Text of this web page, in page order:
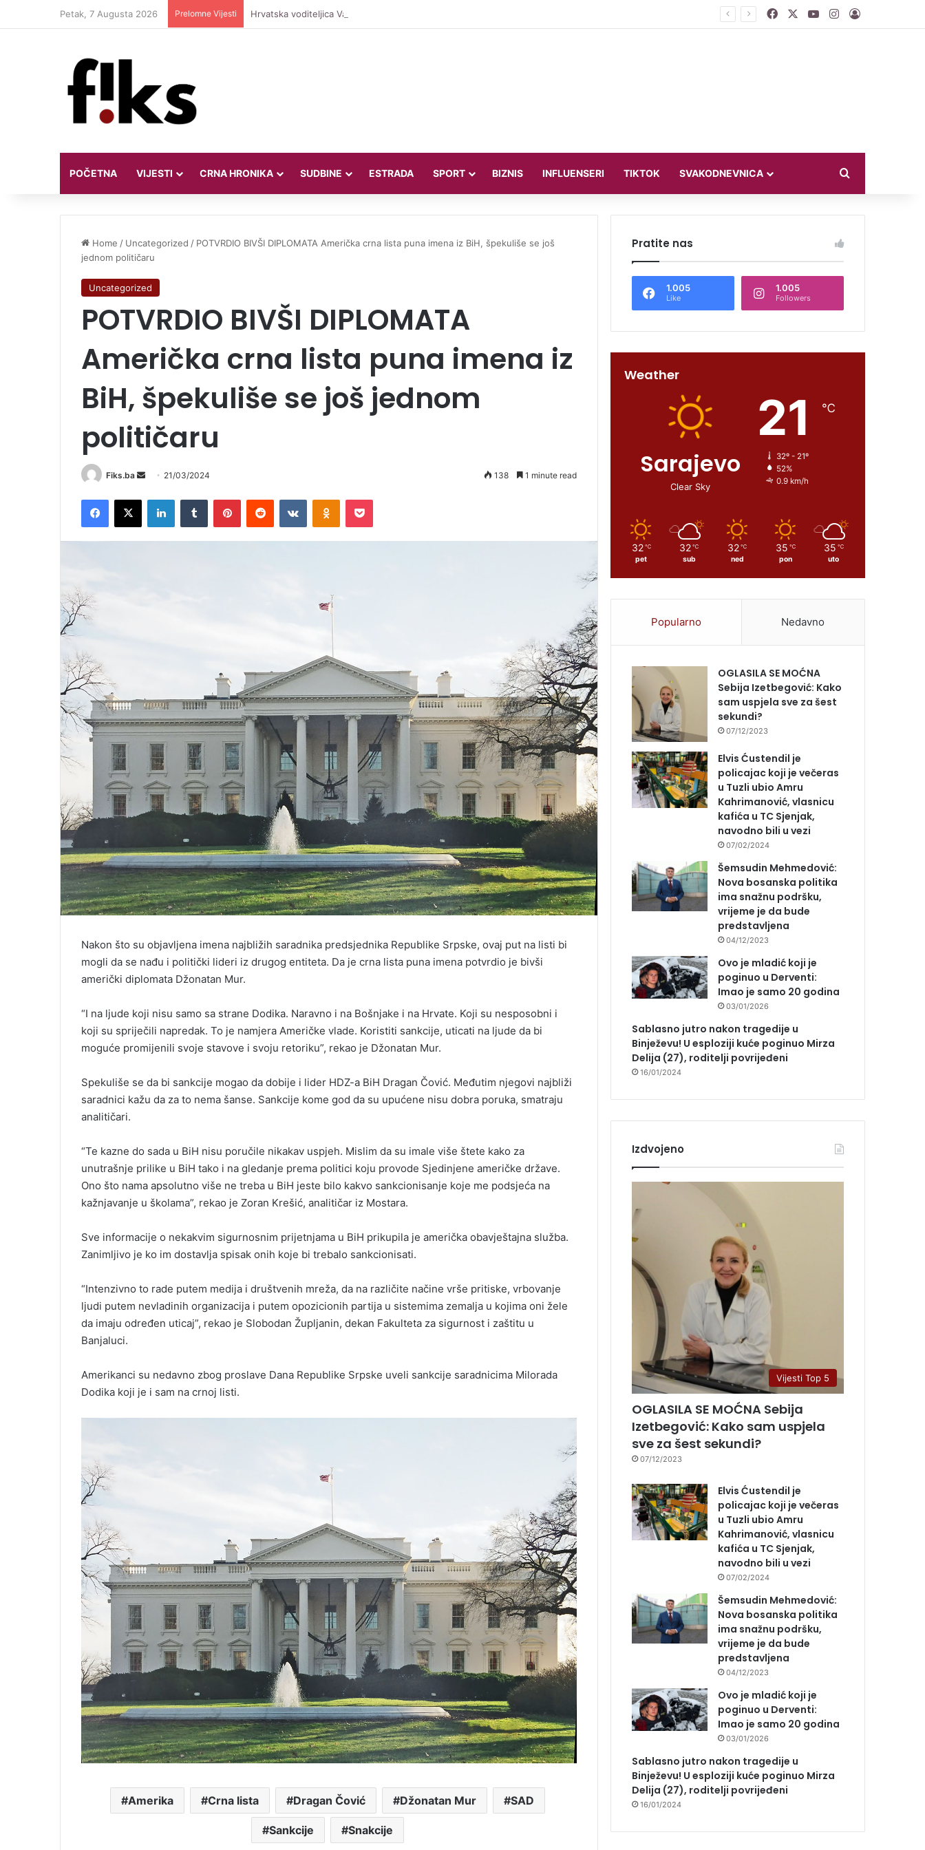
Petak, 7 Augusta 2026 Prelomne Vijesti Hrvatska voditeljica Valentina Miletić koju porede s Dilettom Leotom oduševila pozirajući u bikiniju FacebookYouTubeInstagram
Log In
POČETNA VIJESTI CRNA HRONIKA SUDBINE ESTRADA SPORT BIZNIS INFLUENSERI TIKTOK SVAKODNEVNICA
Home / Uncategorized / POTVRDIO BIVŠI DIPLOMATA Američka crna lista puna imena iz BiH, špekuliše se još
jednom političaru
Uncategorized
POTVRDIO BIVŠI DIPLOMATA
Američka crna lista puna imena iz
BiH, špekuliše se još jednom
političaru
Fiks.ba
Send
email
21/03/2024 138 1 minute read
Facebook
X LinkedInTumblr PinterestReddit VKontakteOdnoklassniki
Pocket
Nakon što su objavljena imena najbližih saradnika predsjednika Republike Srpske, ovaj put na listi bi
mogli da se nađu i politički lideri iz drugog entiteta. Da je crna lista puna imena potvrdio je bivši
američki diplomata Džonatan Mur.
“I na ljude koji nisu samo sa strane Dodika. Naravno i na Bošnjake i na Hrvate. Koji su nesposobni i
koji su spriječili napredak. To je namjera Američke vlade. Koristiti sankcije, uticati na ljude da bi
moguće promijenili svoje stavove i svoju retoriku”, rekao je Džonatan Mur.
Spekuliše se da bi sankcije mogao da dobije i lider HDZ-a BiH Dragan Čović. Međutim njegovi najbliži
saradnici kažu da za to nema šanse. Sankcije kome god da su upućene nisu dobra poruka, smatraju
analitičari.
“Te kazne do sada u BiH nisu poručile nikakav uspjeh. Mislim da su imale više štete kako za
unutrašnje prilike u BiH tako i na gledanje prema politici koju provode Sjedinjene američke države.
Ono što nama apsolutno više ne treba u BiH jeste bilo kakvo sankcionisanje koje me podsjeća na
kažnjavanje u školama”, rekao je Zoran Krešić, analitičar iz Mostara.
Sve informacije o nekakvim sigurnosnim prijetnjama u BiH prikupila je američka obavještajna služba.
Zanimljivo je ko im dostavlja spisak onih koje bi trebalo sankcionisati.
“Intenzivno to rade putem medija i društvenih mreža, da na različite načine vrše pritiske, vrbovanje
ljudi putem nevladinih organizacija i putem opozicionih partija u sistemima zemalja u kojima oni žele
da imaju određen uticaj”, rekao je Slobodan Župljanin, dekan Fakulteta za sigurnost i zaštitu u
Banjaluci.
Amerikanci su nedavno zbog proslave Dana Republike Srpske uveli sankcije saradnicima Milorada
Dodika koji je i sam na crnoj listi.
Amerika Crna lista Dragan Čović Džonatan Mur SAD
Sankcije Snakcije
Pratite nas
1.005
Like
1.005
Followers
Weather
Sarajevo
Clear Sky
21 ℃
32º - 21º
52%
0.9 km/h
32 ℃
pet
32 ℃
sub
32 ℃
ned
35 ℃
pon
35 ℃
uto
Popularno Nedavno
OGLASILA SE MOĆNA
Sebija Izetbegović: Kako
sam uspjela sve za šest
sekundi?
07/12/2023
Elvis Ćustendil je
policajac koji je večeras
u Tuzli ubio Amru
Kahrimanović, vlasnicu
kafića u TC Sjenjak,
navodno bili u vezi
07/02/2024
Šemsudin Mehmedović:
Nova bosanska politika
ima snažnu podršku,
vrijeme je da bude
predstavljena
04/12/2023
Ovo je mladić koji je
poginuo u Derventi:
Imao je samo 20 godina
03/01/2026
Sablasno jutro nakon tragedije u
Binježevu! U esploziji kuće poginuo Mirza
Delija (27), roditelji povrijeđeni
16/01/2024
Izdvojeno
Vijesti Top 5
OGLASILA SE MOĆNA Sebija
Izetbegović: Kako sam uspjela
sve za šest sekundi?
07/12/2023
Elvis Ćustendil je
policajac koji je večeras
u Tuzli ubio Amru
Kahrimanović, vlasnicu
kafića u TC Sjenjak,
navodno bili u vezi
07/02/2024
Šemsudin Mehmedović:
Nova bosanska politika
ima snažnu podršku,
vrijeme je da bude
predstavljena
04/12/2023
Ovo je mladić koji je
poginuo u Derventi:
Imao je samo 20 godina
03/01/2026
Sablasno jutro nakon tragedije u
Binježevu! U esploziji kuće poginuo Mirza
Delija (27), roditelji povrijeđeni
16/01/2024